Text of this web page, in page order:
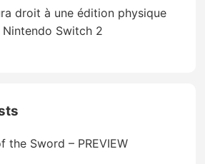
droit à une édition physique
Switch 2
the Sword – PREVIEW